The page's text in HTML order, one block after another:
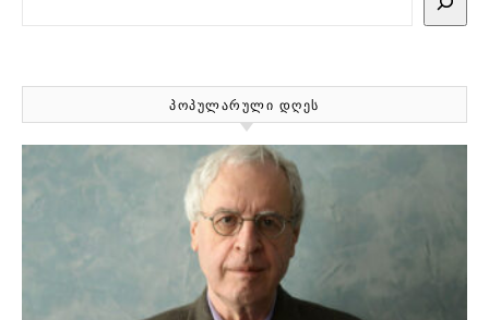
ᲞᲝᲞᲣᲚᲐᲠᲣᲚᲘ ᲓᲦᲔᲡ